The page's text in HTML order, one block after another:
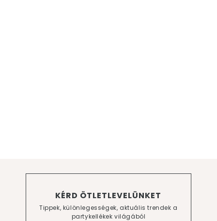
KÉRD ÖTLETLEVELÜNKET
Tippek, különlegességek, aktuális trendek a
partykellékek világából